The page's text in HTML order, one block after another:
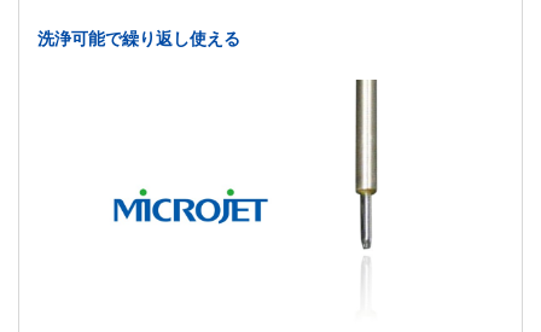
洗浄可能で繰り返し使える